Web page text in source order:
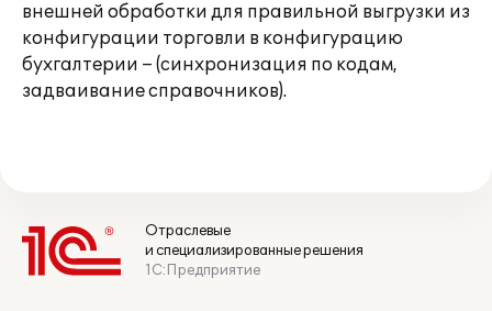
внешней обработки для правильной выгрузки из
конфигурации торговли в конфигурацию
бухгалтерии – (синхронизация по кодам,
задваивание справочников).
Отраслевые
и специализированные решения
1С:Предприятие